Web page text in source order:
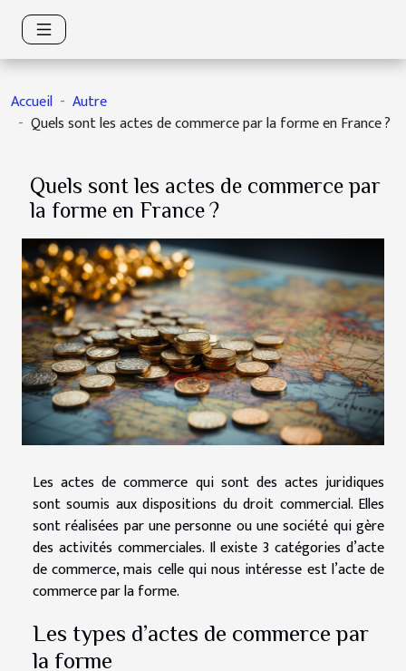
Accueil
Autre
Quels sont les actes de commerce par la forme en France ?
Quels sont les actes de commerce par
la forme en France ?
Les actes de commerce qui sont des actes juridiques
sont soumis aux dispositions du droit commercial. Elles
sont réalisées par une personne ou une société qui gère
des activités commerciales. Il existe 3 catégories d’acte
de commerce, mais celle qui nous intéresse est l’acte de
commerce par la forme.
Les types d’actes de commerce par
la forme